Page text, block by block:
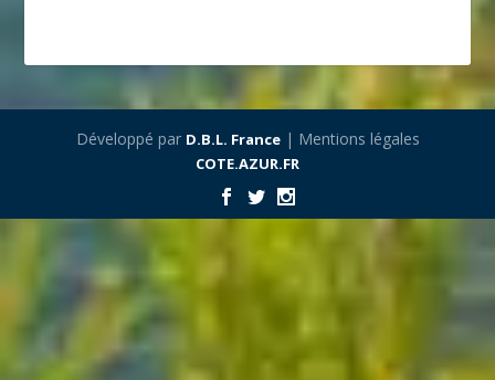
Développé par D.B.L. France| Mentions légales
COTE.AZUR.FR